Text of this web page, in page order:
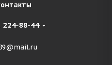
224-88-44